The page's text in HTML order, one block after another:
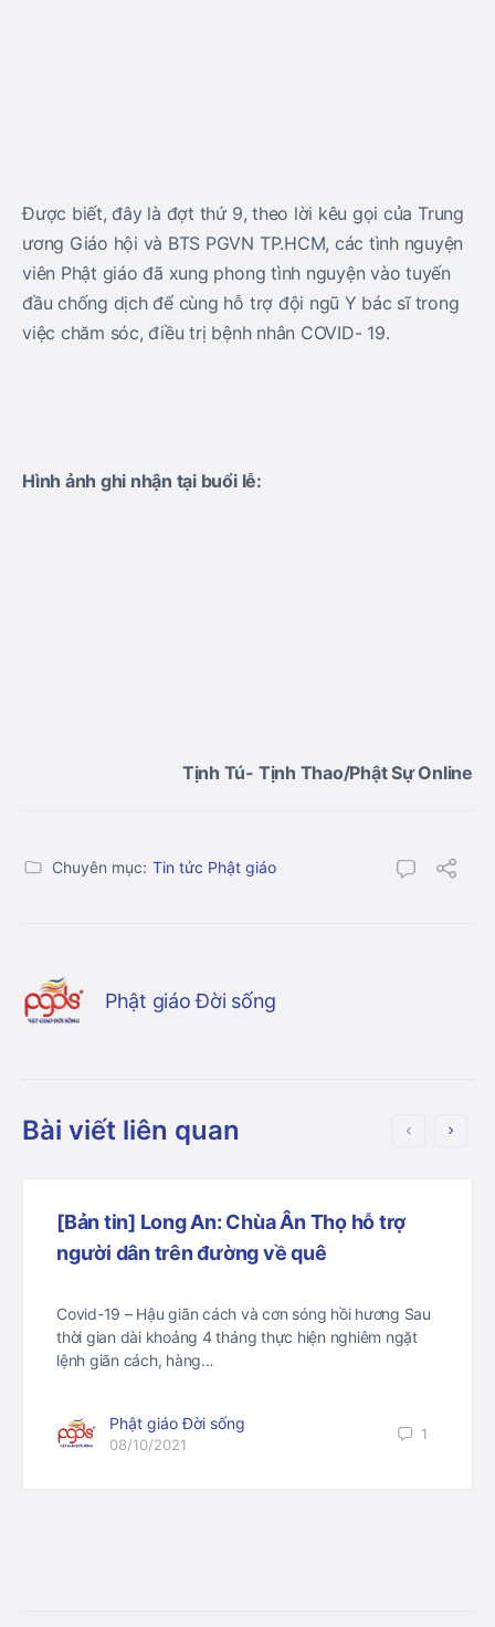
Được biết, đây là đợt thứ 9, theo lời kêu gọi của Trung
ương Giáo hội và BTS PGVN TP.HCM, các tình nguyện
viên Phật giáo đã xung phong tình nguyện vào tuyến
đầu chống dịch để cùng hỗ trợ đội ngũ Y bác sĩ trong
việc chăm sóc, điều trị bệnh nhân COVID- 19.
Hình ảnh ghi nhận tại buổi lễ:
Tịnh Tú- Tịnh Thao/Phật Sự Online
Chuyên mục: Tin tức Phật giáo
Phật giáo Đời sống
Bài viết liên quan
[Bản tin] Long An: Chùa Ân Thọ hỗ trợ
người dân trên đường về quê
Covid-19 – Hậu giãn cách và cơn sóng hồi hương Sau
thời gian dài khoảng 4 tháng thực hiện nghiêm ngặt
lệnh giãn cách, hàng…
Phật giáo Đời sống
08/10/2021
1